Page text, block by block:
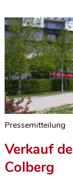
Pressemitteilung
Verkauf
Colberg